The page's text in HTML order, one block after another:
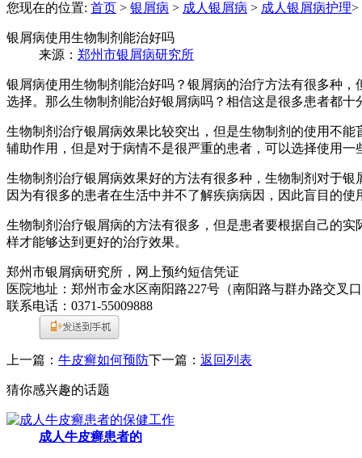
您现在的位置: 首页 > 银屑病 > 成人银屑病 > 成人银屑病护理>
银屑病使用生物制剂能治好吗
来源： 郑州市银屑病研究所
银屑病使用生物制剂能治好吗？银屑病的治疗方法有很多种
选择。那么生物制剂能治好银屑病吗？相信这是很多患者都
生物制剂治疗银屑病效果比较突出，但是生物制剂的使用不
辅助作用，但是对于病情不是很严重的患者，可以选择使用
生物制剂治疗银屑病效果好的方法有很多种，生物制剂对于
因为有很多的患者在生活中并不了解疾病病因，因此盲目的
生物制剂治疗银屑病的方法有很多，但是患者要根据自己的
样才能够达到更好的治疗效果。
郑州市银屑病研究所，网上预约短信凭证
医院地址：郑州市金水区南阳路227号（南阳路与群办路交叉
联系电话：0371-55009888
上一篇： 牛皮癣如何预防下一篇： 返回列表
猜你感兴趣的话题
成人牛皮癣患者的